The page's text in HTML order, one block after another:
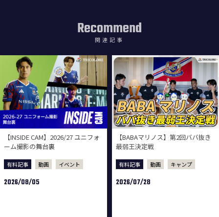
Recommend
関連記事
【INSIDE CAM】2026/27 ユニフォ
ーム撮影の舞台裏
有料記事 動画 イベント
2026/08/05
【BABAマリノス】第2回ババ抜き
最弱王決定戦
有料記事 動画 キャンプ
2026/07/28